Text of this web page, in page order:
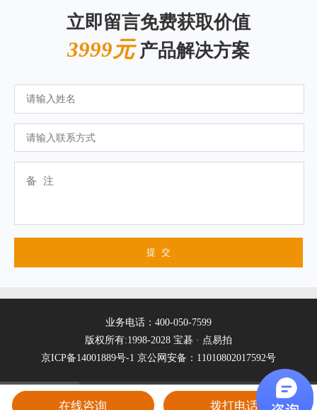
立即留言免费获取价值
3999元产品解决方案
业务电话：400-050-7599
版权所有:1998-2028 宝碁 · 点易拍
京ICP备14001889号-1 京公网安备：11010802017592号
在线咨询 拨打电话